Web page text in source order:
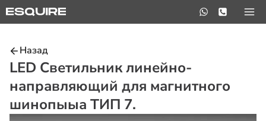
Перейти
к
Назад
LED Светильник линейно-
направляющий для магнитного
шинопыыа ТИП 7.